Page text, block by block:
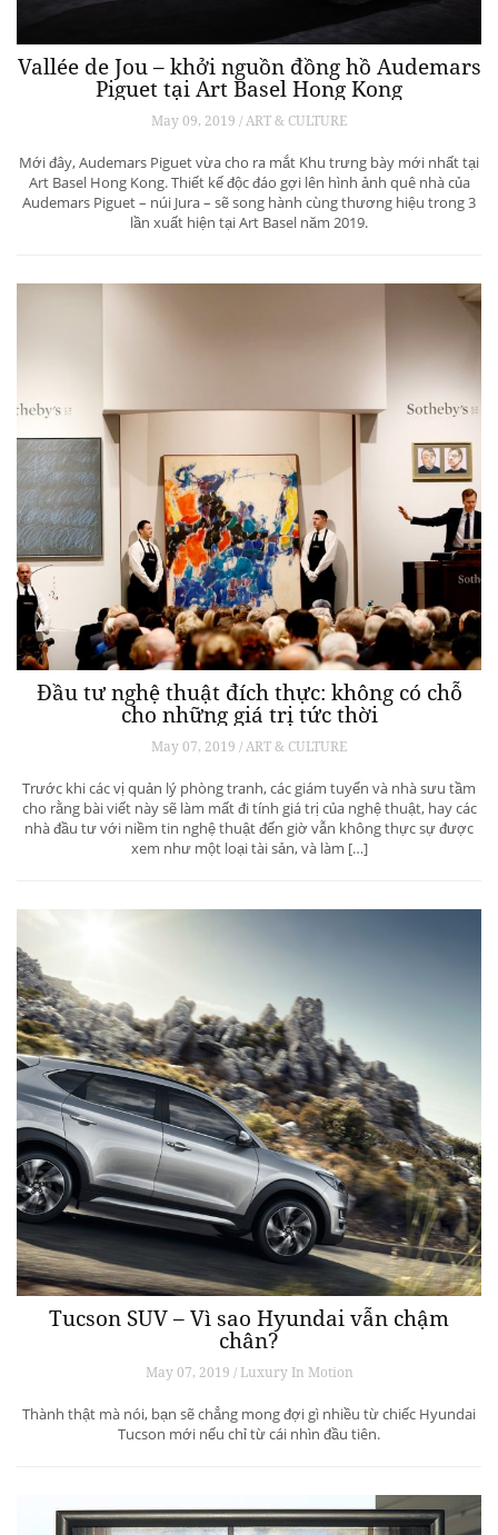
Vallée de Jou – khởi nguồn đồng hồ Audemars
Piguet tại Art Basel Hong Kong
May 09, 2019 / ART & CULTURE
Mới đây, Audemars Piguet vừa cho ra mắt Khu trưng bày mới nhất tại
Art Basel Hong Kong. Thiết kế độc đáo gợi lên hình ảnh quê nhà của
Audemars Piguet – núi Jura – sẽ song hành cùng thương hiệu trong 3
lần xuất hiện tại Art Basel năm 2019.
Đầu tư nghệ thuật đích thực: không có chỗ
cho những giá trị tức thời
May 07, 2019 / ART & CULTURE
Trước khi các vị quản lý phòng tranh, các giám tuyển và nhà sưu tầm
cho rằng bài viết này sẽ làm mất đi tính giá trị của nghệ thuật, hay các
nhà đầu tư với niềm tin nghệ thuật đến giờ vẫn không thực sự được
xem như một loại tài sản, và làm […]
Tucson SUV – Vì sao Hyundai vẫn chậm
chân?
May 07, 2019 / Luxury In Motion
Thành thật mà nói, bạn sẽ chẳng mong đợi gì nhiều từ chiếc Hyundai
Tucson mới nếu chỉ từ cái nhìn đầu tiên.